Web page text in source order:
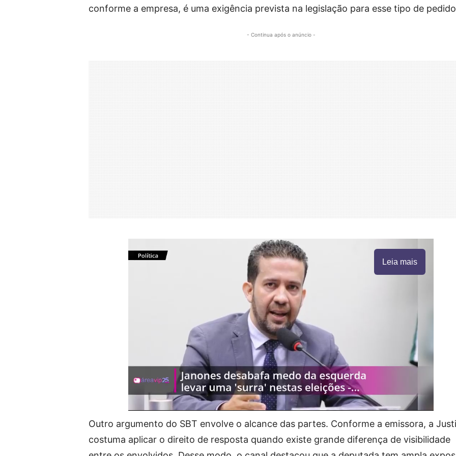
conforme a empresa, é uma exigência prevista na legislação para esse tipo de
- Continua após o anúncio -
Leia mais
Outro argumento do SBT envolve o alcance das partes. Conforme a emissora, a
costuma aplicar o direito de resposta quando existe grande diferença de visibilidade